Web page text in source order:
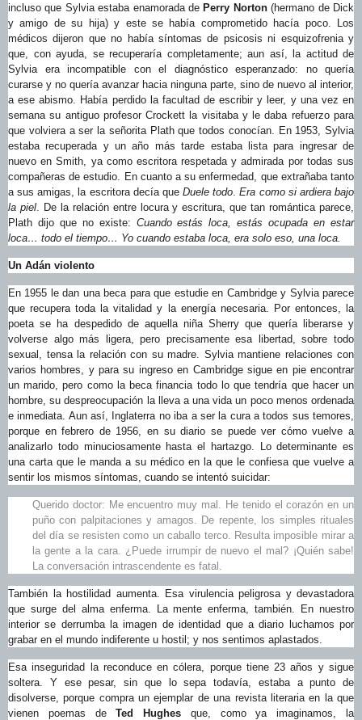
incluso que Sylvia estaba enamorada de Perry Norton(hermano de Dick
y amigo de su hija) y este se había comprometido hacía poco. Los
médicos dijeron que no había síntomas de psicosis ni esquizofrenia y
que, con ayuda, se recuperaría completamente; aun así, la actitud de
Sylvia era incompatible con el diagnóstico esperanzado: no quería
curarse y no quería avanzar hacia ninguna parte, sino de nuevo al interior,
a ese abismo. Había perdido la facultad de escribir y leer, y una vez en
semana su antiguo profesor Crockett la visitaba y le daba refuerzo para
que volviera a ser la señorita Plath que todos conocían. En 1953, Sylvia
estaba recuperada y un año más tarde estaba lista para ingresar de
nuevo en Smith, ya como escritora respetada y admirada por todas sus
compañeras de estudio. En cuanto a su enfermedad, que extrañaba tanto
a sus amigas, la escritora decía queDuele todo.Era como si ardiera bajo
la piel. De la relación entre locura y escritura, que tan romántica parece,
Plath dijo que no existe: Cuando estás loca, estás ocupada en estar
loca… todo el tiempo… Yo cuando estaba loca, era solo eso, una loca.
Un Adán violento
En 1955 le dan una beca para que estudie en Cambridge y Sylvia parece
que recupera toda la vitalidad y la energía necesaria. Por entonces, la
poeta se ha despedido de aquella niña Sherry que quería liberarse y
volverse algo más ligera, pero precisamente esa libertad, sobre todo
sexual, tensa la relación con su madre. Sylvia mantiene relaciones con
varios hombres, y para su ingreso en Cambridge sigue en pie encontrar
un marido, pero como la beca financia todo lo que tendría que hacer un
hombre, su despreocupación la lleva a una vida un poco menos ordenada
e inmediata. Aun así, Inglaterra no iba a ser la cura a todos sus temores,
porque en febrero de 1956, en su diario se puede ver cómo vuelve a
analizarlo todo minuciosamente hasta el hartazgo. Lo determinante es
una carta que le manda a su médico en la que le confiesa que vuelve a
sentir los mismos síntomas, cuando se intentó suicidar:
Querido doctor: Me encuentro muy mal. He tenido el corazón en un
puño con palpitaciones y amagos. De repente, los simples rituales
del día se resisten como un caballo terco. Resulta imposible mirar a
la gente a la cara. ¿Puede irrumpir de nuevo el mal? ¡Quién sabe!
La conversación intrascendente es fatal.
También la hostilidad aumenta. Esa virulencia peligrosa y devastadora
que surge del alma enferma. La mente enferma, también. En nuestro
interior se derrumba la imagen de identidad que a diario luchamos por
grabar en el mundo indiferente u hostil; y nos sentimos aplastados.
Esa inseguridad la reconduce en cólera, porque tiene 23 años y sigue
soltera. Y ese pesar, sin que lo sepa todavía, estaba a punto de
disolverse, porque compra un ejemplar de una revista literaria en la que
vienen poemas deTed Hughes que, como ya imaginamos, la